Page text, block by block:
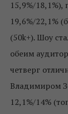
15,9%/
19,6%/22,1%
(50k+). Шоу
обеим
четверг
Владимиром
12,1%/14%